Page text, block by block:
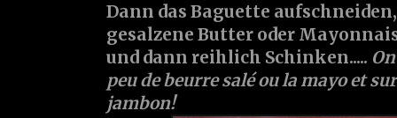
Dann das Baguette
gesalzene Butter oder
und dann reihlich Schinken.....
peu de beurre salé ou la mayo et
jambon!